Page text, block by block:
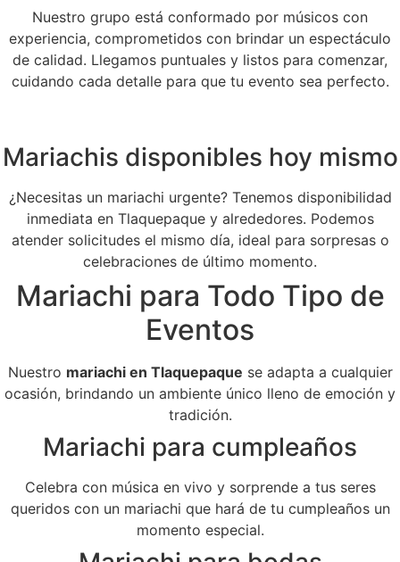
Nuestro grupo está conformado por músicos con
experiencia, comprometidos con brindar un espectáculo
de calidad. Llegamos puntuales y listos para comenzar,
cuidando cada detalle para que tu evento sea perfecto.
Mariachis disponibles hoy mismo
¿Necesitas un mariachi urgente? Tenemos disponibilidad
inmediata en Tlaquepaque y alrededores. Podemos
atender solicitudes el mismo día, ideal para sorpresas o
celebraciones de último momento.
Mariachi para Todo Tipo de
Eventos
Nuestro mariachi en Tlaquepaque se adapta a cualquier
ocasión, brindando un ambiente único lleno de emoción y
tradición.
Mariachi para cumpleaños
Celebra con música en vivo y sorprende a tus seres
queridos con un mariachi que hará de tu cumpleaños un
momento especial.